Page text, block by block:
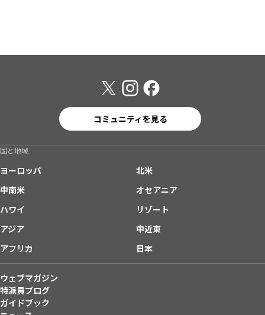
コミュニティを見る
国と地域
ヨーロッパ
北米
中南米
オセアニア
ハワイ
リゾート
アジア
中近東
アフリカ
日本
ウェブマガジン
特派員ブログ
ガイドブック